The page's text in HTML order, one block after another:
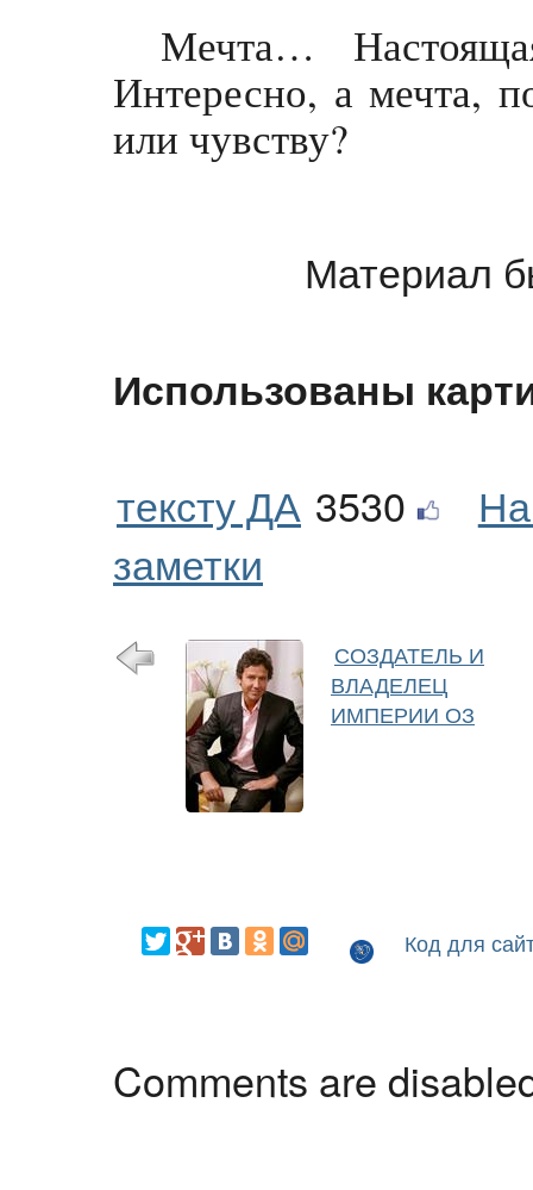
Мечта…
Интересно, а мечта,
или чувству?
Материал
Использованы
тексту ДА 3530
заметки
СОЗДАТЕЛЬ И
ВЛАДЕЛЕЦ
ИМПЕРИИ ОЗ
Код для
Comments are